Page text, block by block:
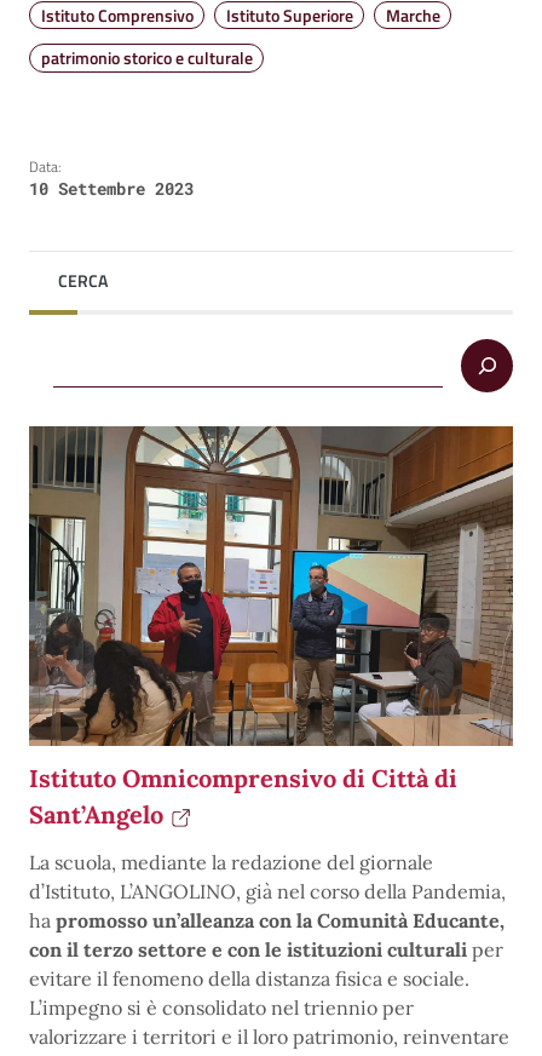
Istituto Comprensivo
Istituto Superiore
Marche
patrimonio storico e culturale
Data:
10 Settembre 2023
CERCA
Istituto Omnicomprensivo di Città di
Sant’Angelo
La scuola, mediante la redazione del giornale
d’Istituto, L’ANGOLINO, già nel corso della Pandemia,
ha promosso un’alleanza con la Comunità Educante,
con il terzo settore e con le istituzioni culturali per
evitare il fenomeno della distanza fisica e sociale.
L’impegno si è consolidato nel triennio per
valorizzare i territori e il loro patrimonio, reinventare